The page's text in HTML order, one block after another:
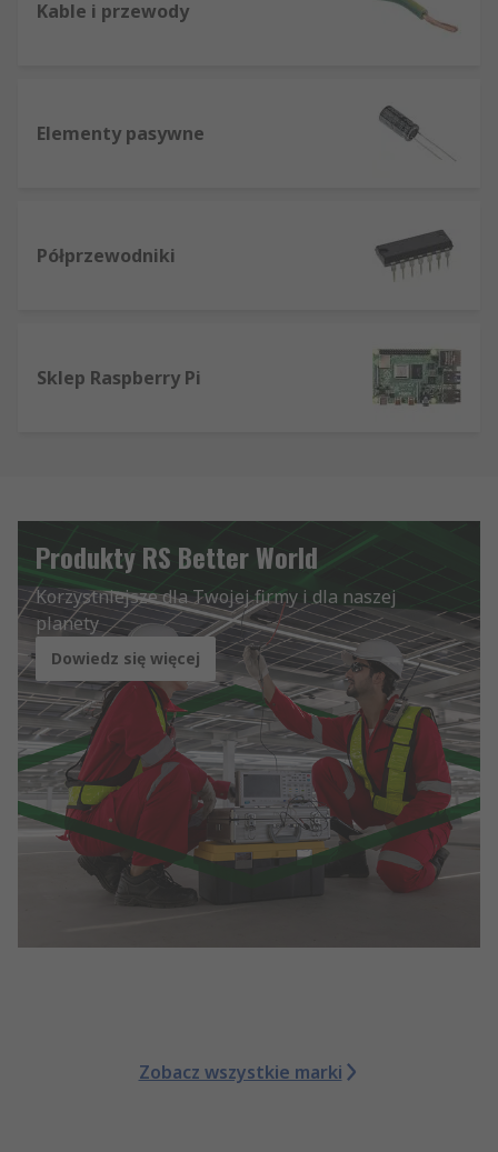
Kable i przewody
Elementy pasywne
Półprzewodniki
Sklep Raspberry Pi
Produkty RS Better World
Korzystniejsze dla Twojej firmy i dla naszej
planety
Dowiedz się więcej
Zobacz wszystkie marki